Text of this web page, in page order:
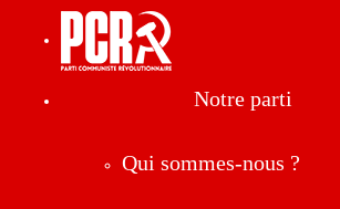
Notre parti
Qui sommes-nous ?